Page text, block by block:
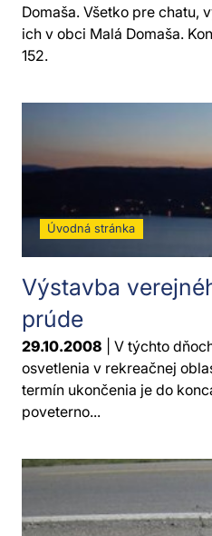
Domaša. Všetko pre chatu,
ich v obci Malá Domaša.
152.
Úvodná stránka
Výstavba
prúde
29.10.2008 | V týchto
osvetlenia v rekreačnej
termín ukončenia je do
poveterno...